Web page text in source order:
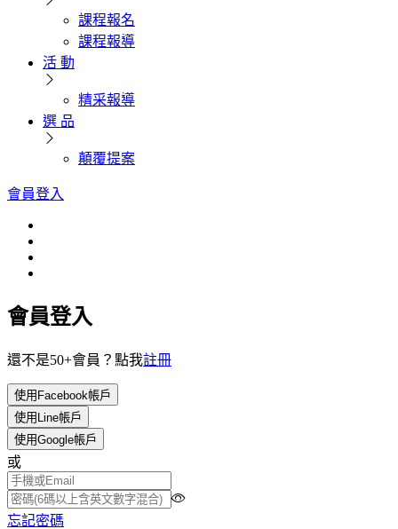
課程報名
課程報導
活 動
精采報導
選 品
顛覆提案
會員登入
會員登入
還不是50+會員？點我註冊
使用Facebook帳戶
使用Line帳戶
使用Google帳戶
或
忘記密碼